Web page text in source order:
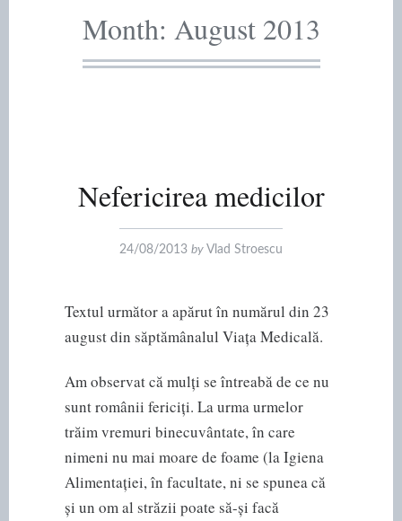
Month: August 2013
Nefericirea medicilor
24/08/2013 by Vlad Stroescu
Textul următor a apărut în numărul din 23
august din săptămânalul Viața Medicală.
Am observat că mulți se întreabă de ce nu
sunt românii fericiți. La urma urmelor
trăim vremuri binecuvântate, în care
nimeni nu mai moare de foame (la Igiena
Alimentației, în facultate, ni se spunea că
și un om al străzii poate să-și facă